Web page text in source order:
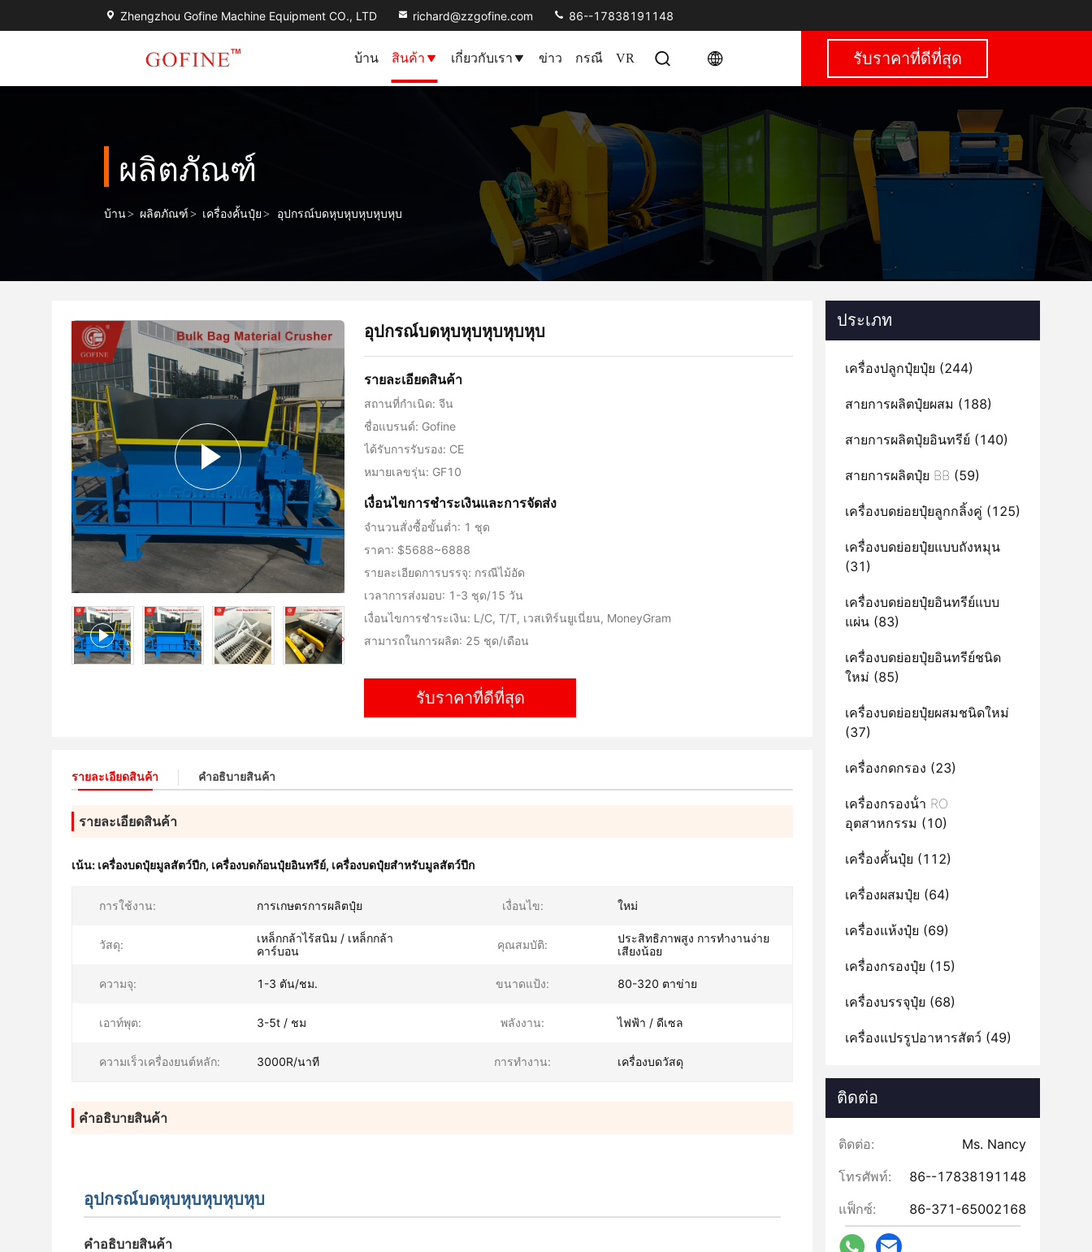
Zhengzhou Gofine Machine Equipment CO., LTD richard@zzgofine.com 86--17838191148
บ้าน สินค้า เกี่ยวกับเรา ข่าว กรณี VR รับราคาที่ดีที่สุด
ผลิตภัณฑ์
บ้าน> ผลิตภัณฑ์ > เครื่องคั้นปุ๋ย > อุปกรณ์บดหุบหุบหุบหุบหุบ
อุปกรณ์บดหุบหุบหุบหุบหุบ
รายละเอียดสินค้า
สถานที่กำเนิด: จีน
ชื่อแบรนด์: Gofine
ได้รับการรับรอง: CE
หมายเลขรุ่น: GF10
เงื่อนไขการชําระเงินและการจัดส่ง
จำนวนสั่งซื้อขั้นต่ำ: 1 ชุด
ราคา: $5688~6888
รายละเอียดการบรรจุ: กรณีไม้อัด
เวลาการส่งมอบ: 1-3 ชุด/15 วัน
เงื่อนไขการชำระเงิน: L/C, T/T, เวสเทิร์นยูเนี่ยน, MoneyGram
สามารถในการผลิต: 25 ชุด/เดือน
รับราคาที่ดีที่สุด
รายละเอียดสินค้า คําอธิบายสินค้า
รายละเอียดสินค้า
เน้น: เครื่องบดปุ๋ยมูลสัตว์ปีก, เครื่องบดก้อนปุ๋ยอินทรีย์, เครื่องบดปุ๋ยสำหรับมูลสัตว์ปีก
การใช้งาน: การเกษตรการผลิตปุ๋ย เงื่อนไข: ใหม่
วัสดุ:
เหล็กกล้าไร้สนิม / เหล็กกล้า
คาร์บอน
คุณสมบัติ:
ประสิทธิภาพสูง การทํางานง่าย
เสียงน้อย
ความจุ: 1-3 ตัน/ชม. ขนาดแป้ง: 80-320 ตาข่าย
เอาท์พุต: 3-5t / ชม พลังงาน: ไฟฟ้า / ดีเซล
ความเร็วเครื่องยนต์หลัก: 3000R/นาที การทำงาน: เครื่องบดวัสดุ
คําอธิบายสินค้า
อุปกรณ์บดหุบหุบหุบหุบหุบ
คําอธิบายสินค้า
ประเภท
เครื่องปลูกปุ๋ยปุ๋ย (244)
สายการผลิตปุ๋ยผสม (188)
สายการผลิตปุ๋ยอินทรีย์ (140)
สายการผลิตปุ๋ย BB (59)
เครื่องบดย่อยปุ๋ยลูกกลิ้งคู่ (125)
เครื่องบดย่อยปุ๋ยแบบถังหมุน
(31)
เครื่องบดย่อยปุ๋ยอินทรีย์แบบ
แผ่น (83)
เครื่องบดย่อยปุ๋ยอินทรีย์ชนิด
ใหม่ (85)
เครื่องบดย่อยปุ๋ยผสมชนิดใหม่
(37)
เครื่องกดกรอง (23)
เครื่องกรองน้ํา RO
อุตสาหกรรม (10)
เครื่องคั้นปุ๋ย (112)
เครื่องผสมปุ๋ย (64)
เครื่องแห้งปุ๋ย (69)
เครื่องกรองปุ๋ย (15)
เครื่องบรรจุปุ๋ย (68)
เครื่องแปรรูปอาหารสัตว์ (49)
ติดต่อ
ติดต่อ:
Ms. Nancy
โทรศัพท์:
86--17838191148
แฟ็กซ์:
86-371-65002168